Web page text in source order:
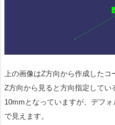
上の画像はZ方向から作成したコ
Z方向から見ると方向指定してい
10mmとなっていますが、デフォ
で見えます。